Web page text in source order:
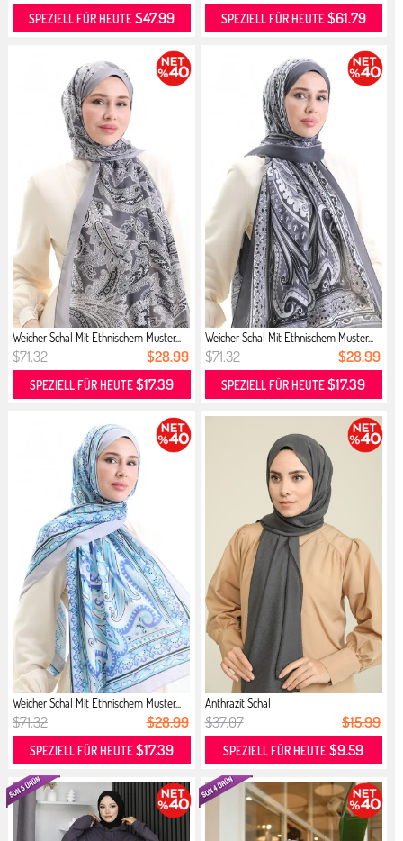
SPEZIELL FÜR HEUTE$47.99 SPEZIELL FÜR HEUTE$61.79
Weicher Schal Mit Ethnischem Muster...
$71.32 $28.99
SPEZIELL FÜR HEUTE$17.39
Weicher Schal Mit Ethnischem Muster...
$71.32 $28.99
SPEZIELL FÜR HEUTE$17.39
Weicher Schal Mit Ethnischem Muster...
$71.32 $28.99
SPEZIELL FÜR HEUTE$17.39
Anthrazit Schal
$37.07 $15.99
SPEZIELL FÜR HEUTE$9.59